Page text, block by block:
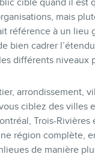
cible quand il est
mais
référence à un lieu
bien cadrer
différents niveaux
arrondissement,
ciblez des villes
Trois-Rivières
région complète,
de manière